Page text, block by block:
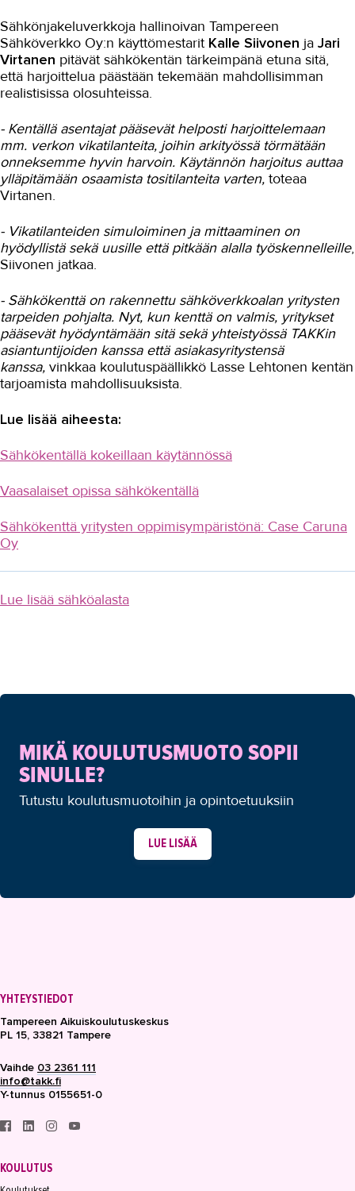
Sähkönjakeluverkkoja hallinoivan Tampereen
Sähköverkko Oy:n käyttömestarit Kalle Siivonen ja Jari
Virtanen pitävät sähkökentän tärkeimpänä etuna sitä,
että harjoittelua päästään tekemään mahdollisimman
realistisissa olosuhteissa.
- Kentällä asentajat pääsevät helposti harjoittelemaan
mm. verkon vikatilanteita, joihin arkityössä törmätään
onneksemme hyvin harvoin. Käytännön harjoitus auttaa
ylläpitämään osaamista tositilanteita varten, toteaa
Virtanen.
- Vikatilanteiden simuloiminen ja mittaaminen on
hyödyllistä sekä uusille että pitkään alalla työskennelleille,
Siivonen jatkaa.
- Sähkökenttä on rakennettu sähköverkkoalan yritysten
tarpeiden pohjalta. Nyt, kun kenttä on valmis, yritykset
pääsevät hyödyntämään sitä sekä yhteistyössä TAKKin
asiantuntijoiden kanssa että asiakasyritystensä
kanssa, vinkkaa koulutuspäällikkö Lasse Lehtonen kentän
tarjoamista mahdollisuuksista.
Lue lisää aiheesta:
Sähkökentällä kokeillaan käytännössä
Vaasalaiset opissa sähkökentällä
Sähkökenttä yritysten oppimisympäristönä: Case Caruna
Oy
Lue lisää sähköalasta
MIKÄ KOULUTUSMUOTO SOPII
SINULLE?
Tutustu koulutusmuotoihin ja opintoetuuksiin
LUE LISÄÄ
YHTEYSTIEDOT
Tampereen Aikuiskoulutuskeskus
PL 15, 33821 Tampere
Vaihde 03 2361 111
info@takk.fi
Y-tunnus 0155651-0
KOULUTUS